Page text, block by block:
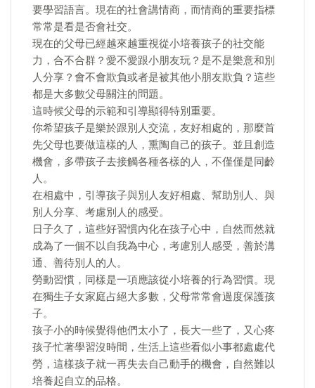
要學習語言。現在的社會講情商，而情商的重要指標
常常是看是否會社交。
現在的父母已經越來越重視從小培養孩子的社交能
力，合不合群？愛不愛跟小朋友玩？是不是樂意和別
人分享？會不會欺負或者是被其他小朋友欺負？這些
都是大多數父母關注的問題。
這時候父母的示範和引導顯得特別重要。
你希望孩子是樂於跟別人交流，友好相處的，那麼首
先父母也要做這樣的人，熏陶自己的孩子。並且創造
機會，多帶孩子去接觸各種各樣的人，不僅僅是同齡
人。
在相處中，引導孩子與別人友好相處、幫助別人、與
別人分享、考慮別人的感受。
日子久了，這些好習慣內化在孩子心中，自然而然就
成為了一個不以自我為中心，考慮別人感受，善於溝
通、善待別人的人。
勞動習慣，同樣是一項應該從小培養的行為習慣。現
在獨生子女家庭占絕大多數，父母常常會過度保護孩
子。
孩子小的時候覺得他們太小了，長大一些了，又心疼
孩子忙著學習沒時間，生活上這些看似小事都處處代
勞，這樣孩子就一再失去自己動手的機會，自然難以
培養起自立的品格。